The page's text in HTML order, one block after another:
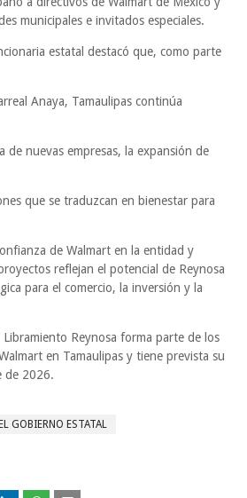
municipales e invitados especiales.
estatal destacó que, como parte
Anaya, Tamaulipas continúa
de nuevas empresas, la expansión de
que se traduzcan en bienestar para
de Walmart en la entidad y
reflejan el potencial de Reynosa
para el comercio, la inversión y la
Reynosa forma parte de los
en Tamaulipas y tiene prevista su
de 2026.
GOBIERNO ESTATAL